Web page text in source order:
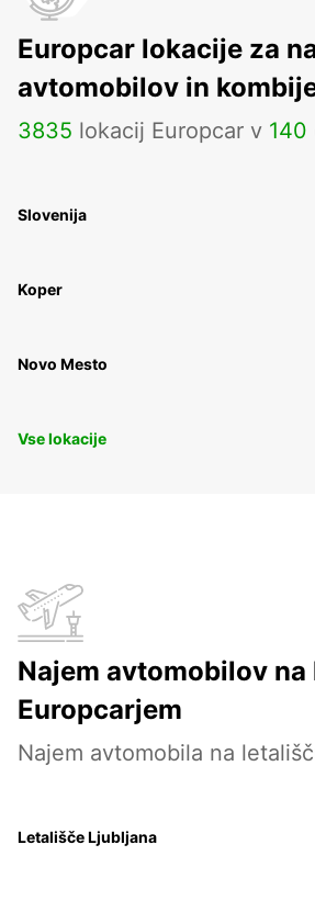
Europcar lokacije za
avtomobilov in
3835 lokacij Europcar v 140
Slovenija
Koper
Novo Mesto
Vse lokacije
Najem avtomobilov
Europcarjem
Najem avtomobila na
Letališče Ljubljana